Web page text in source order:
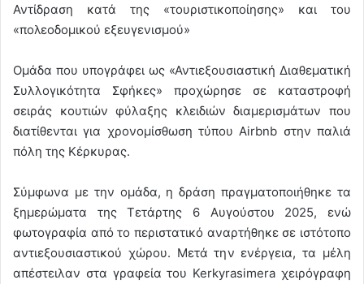
Αντίδραση κατά της «τουριστικοποίησης» και του
«πολεοδομικού εξευγενισμού»
Ομάδα που υπογράφει ως «Αντιεξουσιαστική Διαθεματική
Συλλογικότητα Σφήκες» προχώρησε σε καταστροφή
σειράς κουτιών φύλαξης κλειδιών διαμερισμάτων που
διατίθενται για χρονομίσθωση τύπου Airbnb στην παλιά
πόλη της Κέρκυρας.
Σύμφωνα με την ομάδα, η δράση πραγματοποιήθηκε τα
ξημερώματα της Τετάρτης 6 Αυγούστου 2025, ενώ
φωτογραφία από το περιστατικό αναρτήθηκε σε ιστότοπο
αντιεξουσιαστικού χώρου. Μετά την ενέργεια, τα μέλη
απέστειλαν στα γραφεία του Kerkyrasimera χειρόγραφη